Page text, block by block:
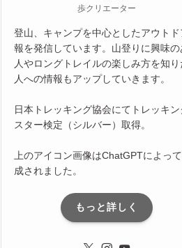
歩クリエーター
登山、キャンプを中心としたアウトド
報を発信しています。山登りに興味の
人やロングトレイルの楽しみ方を知
人への情報もアップしていきます。
日本トレッキング協会にてトレッキン
スター検定（シルバー）取得。
上のアイコン画像はChatGPTによっ
成されました。
もっと詳しく